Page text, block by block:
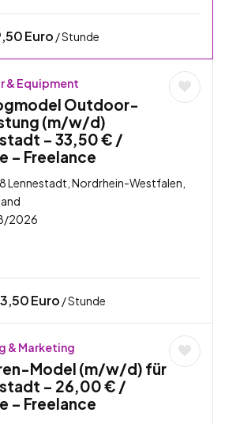
Euro / Stunde
& Equipment
Outdoor-
(m/w/d)
– 33,50 € /
– Freelance
Lennestadt, Nordrhein-Westfalen,
2026
Euro / Stunde
& Marketing
Model (m/w/d) für
– 26,00 € /
– Freelance